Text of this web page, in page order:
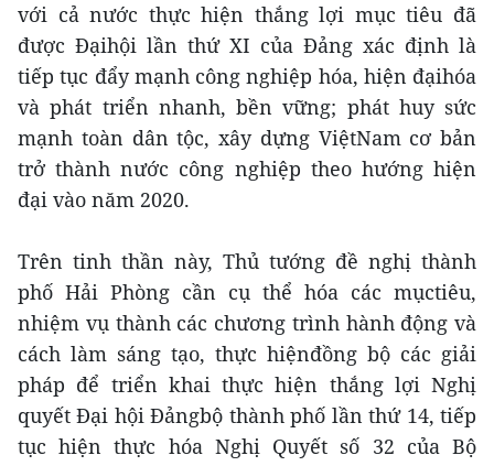
với cả nước thực hiện thắng lợi mục tiêu đã
được Đạihội lần thứ XI của Đảng xác định là
tiếp tục đẩy mạnh công nghiệp hóa, hiện đạihóa
và phát triển nhanh, bền vững; phát huy sức
mạnh toàn dân tộc, xây dựng ViệtNam cơ bản
trở thành nước công nghiệp theo hướng hiện
đại vào năm 2020.
Trên tinh thần này, Thủ tướng đề nghị thành
phố Hải Phòng cần cụ thể hóa các mụctiêu,
nhiệm vụ thành các chương trình hành động và
cách làm sáng tạo, thực hiệnđồng bộ các giải
pháp để triển khai thực hiện thắng lợi Nghị
quyết Đại hội Đảngbộ thành phố lần thứ 14, tiếp
tục hiện thực hóa Nghị Quyết số 32 của Bộ